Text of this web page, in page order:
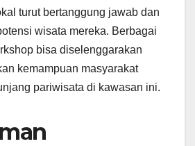
turut bertanggung jawab dan
wisata mereka. Berbagai
bisa diselenggarakan
kemampuan masyarakat
pariwisata di kawasan ini.